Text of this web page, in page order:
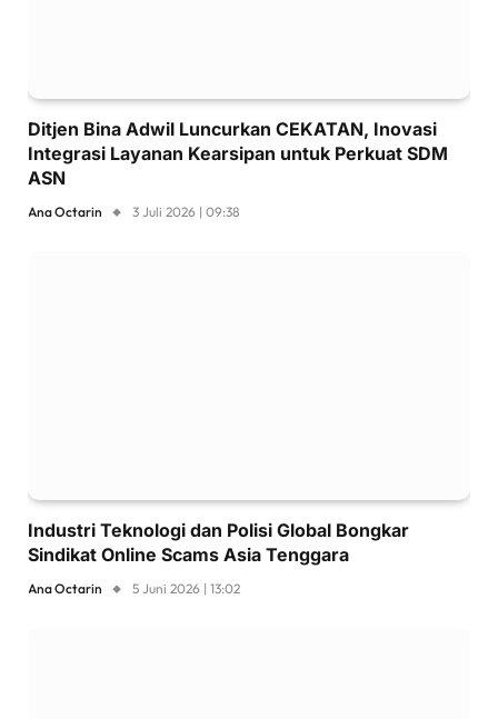
Ditjen Bina Adwil Luncurkan CEKATAN, Inovasi
Integrasi Layanan Kearsipan untuk Perkuat SDM
ASN
Ana Octarin 3 Juli 2026 | 09:38
Industri Teknologi dan Polisi Global Bongkar
Sindikat Online Scams Asia Tenggara
Ana Octarin 5 Juni 2026 | 13:02